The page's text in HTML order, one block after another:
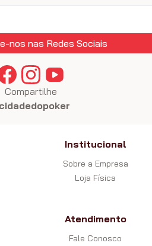
nos nas Redes Sociais
Compartilhe
Institucional
Sobre a Empresa
Loja Física
Atendimento
Fale Conosco